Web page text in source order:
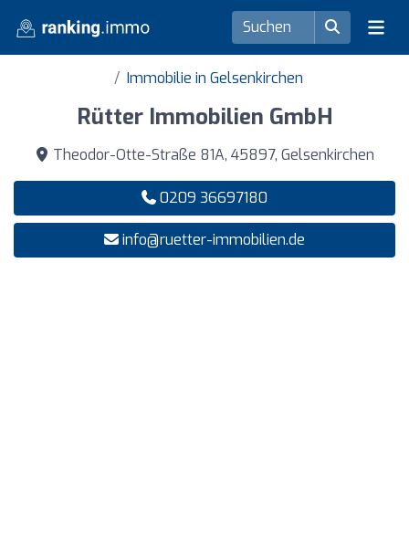
Immobilie in Gelsenkirchen
Rütter Immobilien GmbH
Theodor-Otte-Straße 81A, 45897, Gelsenkirchen
0209 36697180
info@ruetter-immobilien.de